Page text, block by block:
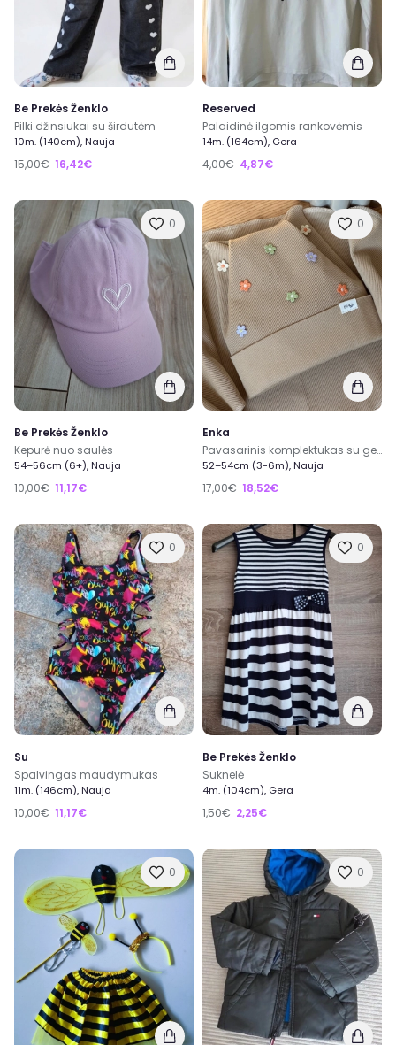
Be Prekės Ženklo
Pilki džinsiukai su širdutėm
10m. (140cm), Nauja
15,00€ 16,42€
Reserved
Palaidinė ilgomis rankovėmis
14m. (164cm), Gera
4,00€ 4,87€
0
Be Prekės Ženklo
Kepurė nuo saulės
54–56cm (6+), Nauja
10,00€ 11,17€
0
Enka
Pavasarinis komplektukas su gelytėmis
52–54cm (3-6m), Nauja
17,00€ 18,52€
0
Su
Spalvingas maudymukas
11m. (146cm), Nauja
10,00€ 11,17€
0
Be Prekės Ženklo
Suknelė
4m. (104cm), Gera
1,50€ 2,25€
0 0